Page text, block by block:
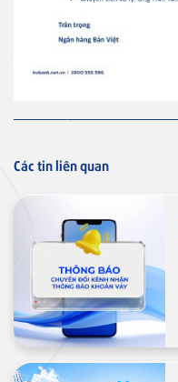
Các tin liên quan